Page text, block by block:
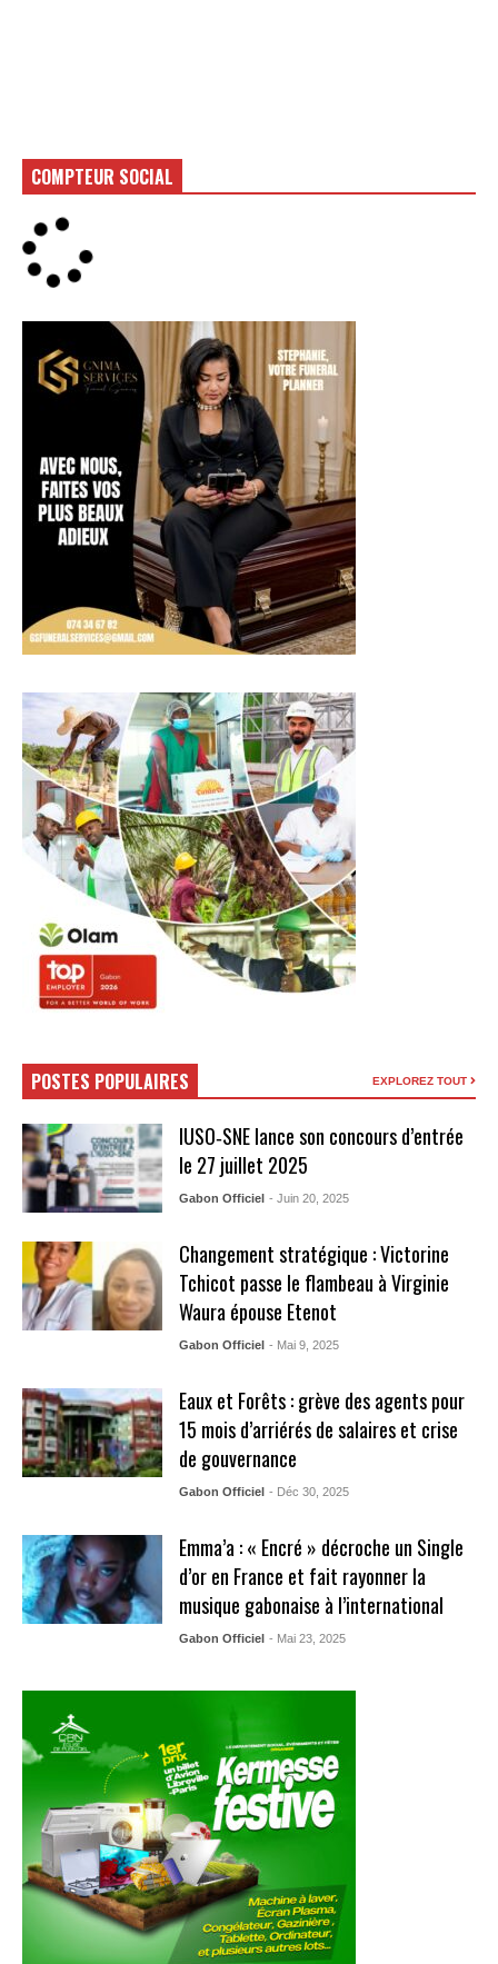
COMPTEUR SOCIAL
POSTES POPULAIRES EXPLOREZ TOUT
IUSO‑SNE lance son concours d’entrée
le 27 juillet 2025
Gabon Officiel - Juin 20, 2025
Changement stratégique : Victorine
Tchicot passe le flambeau à Virginie
Waura épouse Etenot
Gabon Officiel - Mai 9, 2025
Eaux et Forêts : grève des agents pour
15 mois d’arriérés de salaires et crise
de gouvernance
Gabon Officiel - Déc 30, 2025
Emma’a : « Encré » décroche un Single
d’or en France et fait rayonner la
musique gabonaise à l’international
Gabon Officiel - Mai 23, 2025